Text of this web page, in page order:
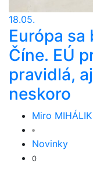
18.05.
Európa sa
Číne. EÚ
pravidlá,
neskoro
Miro MIHÁLIK
Novinky
0